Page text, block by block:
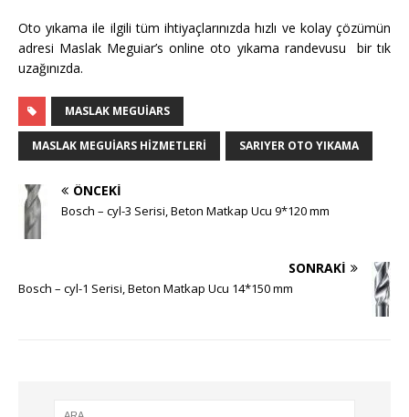
Oto yıkama ile ilgili tüm ihtiyaçlarınızda hızlı ve kolay çözümün
adresi Maslak Meguiar’s online oto yıkama randevusu bir tık
uzağınızda.
MASLAK MEGUIARS
MASLAK MEGUIARS HIZMETLERI SARIYER OTO YIKAMA
ÖNCEKI
Bosch – cyl-3 Serisi, Beton Matkap Ucu 9*120 mm
SONRAKI
Bosch – cyl-1 Serisi, Beton Matkap Ucu 14*150 mm